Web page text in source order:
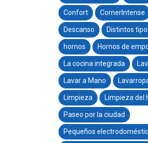
Confort CornerIntense
Descanso Distintos
hornos Hornos de
La cocina integrada
Lavar a Mano
Limpieza Limpieza del
Paseo por la ciudad
Pequeños